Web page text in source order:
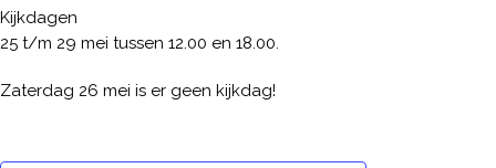
Kijkdagen
25 t/m 29 mei tussen 12.00 en 18.00.
Zaterdag 26 mei is er geen kijkdag!